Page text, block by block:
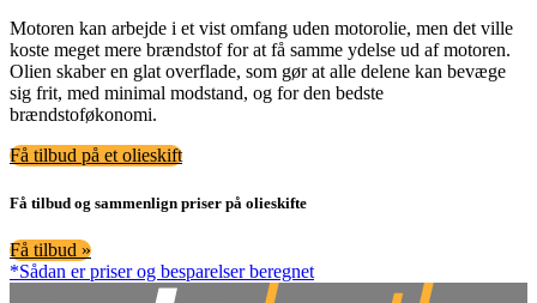
Motoren kan arbejde i et vist omfang uden motorolie, men det ville
koste meget mere brændstof for at få samme ydelse ud af motoren.
Olien skaber en glat overflade, som gør at alle delene kan bevæge
sig frit, med minimal modstand, og for den bedste
brændstoføkonomi.
Få tilbud på et olieskift
Få tilbud og sammenlign priser på olieskifte
Få tilbud »
*Sådan er priser og besparelser beregnet